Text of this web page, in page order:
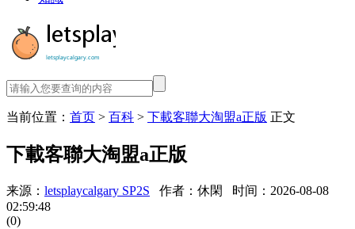
当前位置： 首页 > 百科 > 下載客聯大淘盟a正版 正文
下載客聯大淘盟a正版
来源： letsplaycalgary SP2S 作者：休閑
时间：2026-08-08
02:59:48
(0)